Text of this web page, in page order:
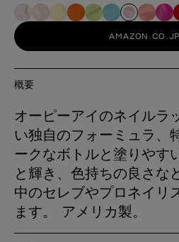
概要
オーピーアイのネイルラ
い独自のフォーミュラ、
ークなボトルと塗りやす
と輝き、色持ちの良さな
中のセレブやプロネイリ
ます。 アメリカ製。